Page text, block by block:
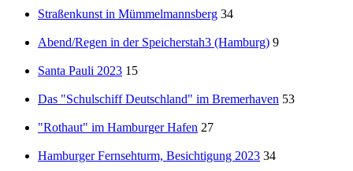
Straßenkunst in Mümmelmannsberg 34
Abend/Regen in der Speicherstah3 (Hamburg) 9
Santa Pauli 2023 15
Das "Schulschiff Deutschland" im Bremerhaven 53
"Rothaut" im Hamburger Hafen 27
Hamburger Fernsehturm, Besichtigung 2023 34